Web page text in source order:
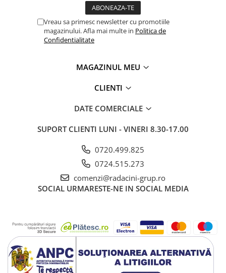
Vreau sa primesc newsletter cu promotiile
magazinului. Afla mai multe in Politica de
Confidentialitate
MAGAZINUL MEU
CLIENTI
DATE COMERCIALE
SUPORT CLIENTI LUNI - VINERI 8.30-17.00
0720.499.825
0724.515.273
comenzi@radacini-grup.ro
SOCIAL URMARESTE-NE IN SOCIAL MEDIA